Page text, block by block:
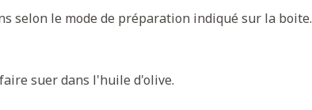
selon le mode de préparation indiqué sur la boite.
suer dans l'huile d'olive.